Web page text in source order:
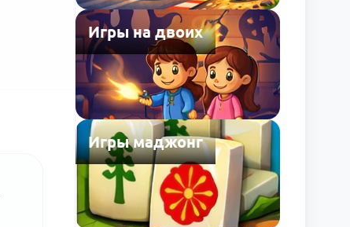
Игры на двоих
Игры маджонг